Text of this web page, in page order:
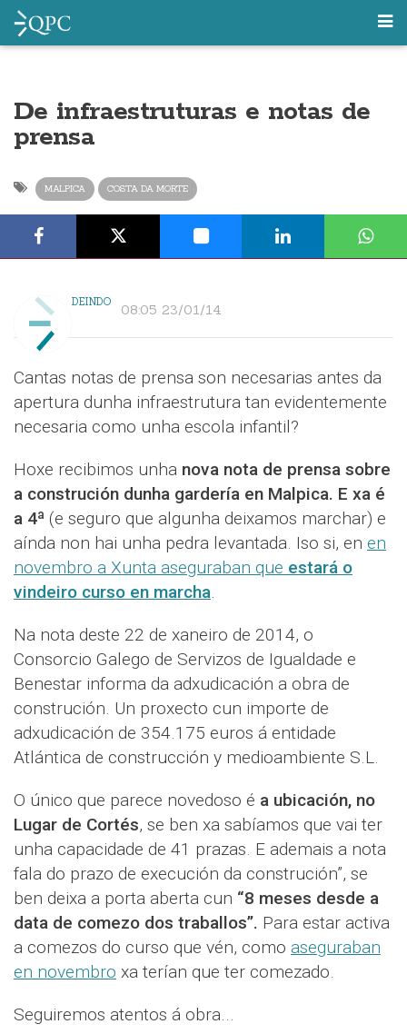
De infraestruturas e notas de
prensa
MALPICA COSTA DA MORTE
DEINDO 08:05 23/01/14
Cantas notas de prensa son necesarias antes da
apertura dunha infraestrutura tan evidentemente
necesaria como unha escola infantil?
Hoxe recibimos unha nova nota de prensa sobre
a construción dunha gardería en Malpica. E xa é
a 4ª (e seguro que algunha deixamos marchar) e
aínda non hai unha pedra levantada. Iso si, en en
novembro a Xunta aseguraban que estará o
vindeiro curso en marcha.
Na nota deste 22 de xaneiro de 2014, o
Consorcio Galego de Servizos de Igualdade e
Benestar informa da adxudicación a obra de
construción. Un proxecto cun importe de
adxudicación de 354.175 euros á entidade
Atlántica de construcción y medioambiente S.L.
O único que parece novedoso é a ubicación, no
Lugar de Cortés, se ben xa sabíamos que vai ter
unha capacidade de 41 prazas. E ademais a nota
fala do prazo de execución da construción”, se
ben deixa a porta aberta cun “8 meses desde a
data de comezo dos traballos”. Para estar activa
a comezos do curso que vén, como aseguraban
en novembro xa terían que ter comezado.
Seguiremos atentos á obra...